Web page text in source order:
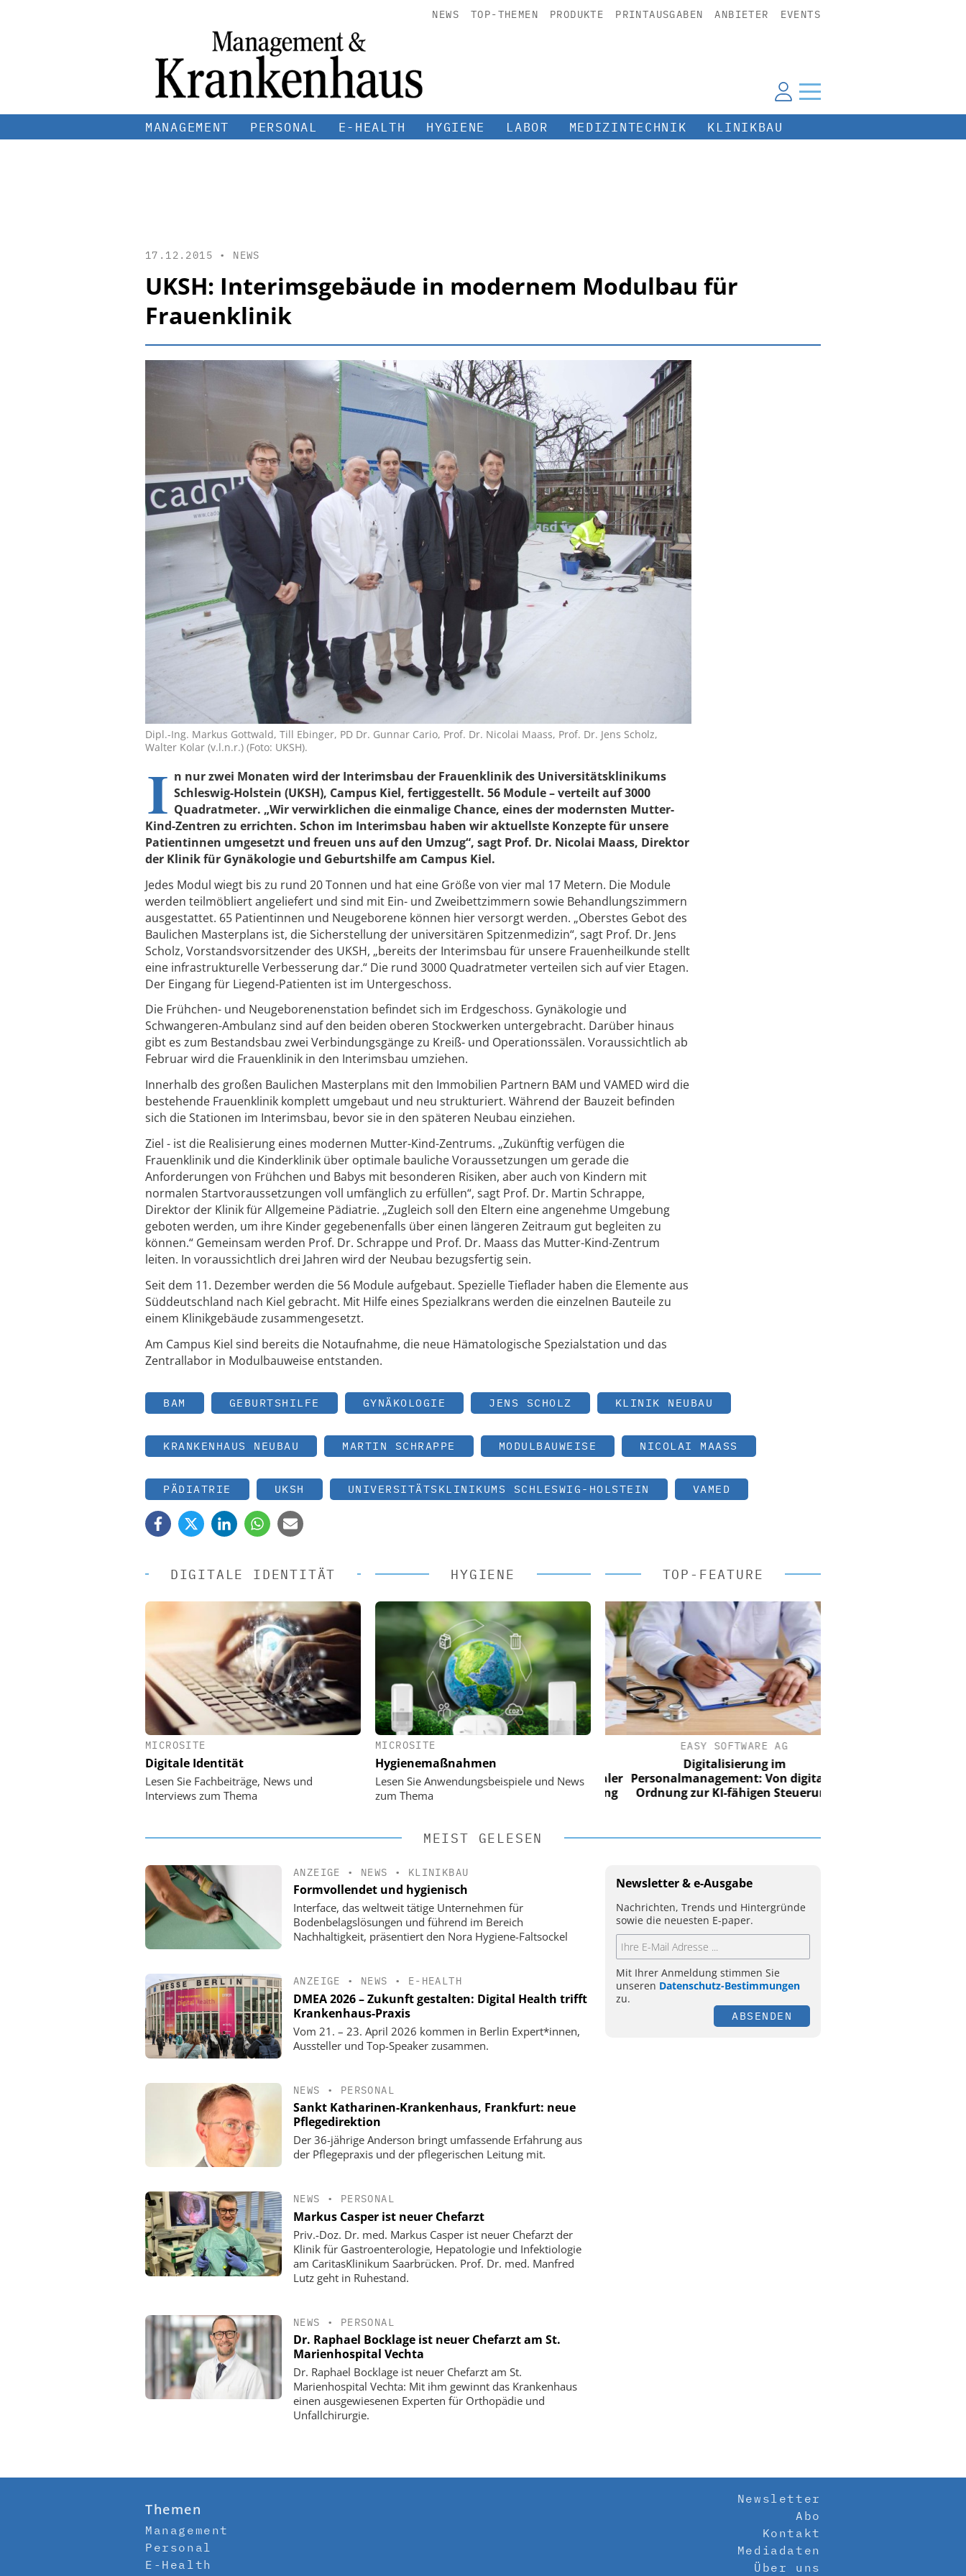
NEWS TOP-THEMEN PRODUKTE PRINTAUSGABEN ANBIETER EVENTS
MANAGEMENT PERSONAL E-HEALTH HYGIENE LABOR MEDIZINTECHNIK KLINIKBAU
17.12.2015 • NEWS
UKSH: Interimsgebäude in modernem Modulbau für
Frauenklinik
Dipl.-Ing. Markus Gottwald, Till Ebinger, PD Dr. Gunnar Cario, Prof. Dr. Nicolai Maass, Prof. Dr. Jens Scholz,
Walter Kolar (v.l.n.r.) (Foto: UKSH).
I n nur zwei Monaten wird der Interimsbau der Frauenklinik des Universitätsklinikums
Schleswig-Holstein (UKSH), Campus Kiel, fertiggestellt. 56 Module – verteilt auf 3000
Quadratmeter. „Wir verwirklichen die einmalige Chance, eines der modernsten Mutter-
Kind-Zentren zu errichten. Schon im Interimsbau haben wir aktuellste Konzepte für unsere
Patientinnen umgesetzt und freuen uns auf den Umzug“, sagt Prof. Dr. Nicolai Maass, Direktor
der Klinik für Gynäkologie und Geburtshilfe am Campus Kiel.
Jedes Modul wiegt bis zu rund 20 Tonnen und hat eine Größe von vier mal 17 Metern. Die Module
werden teilmöbliert angeliefert und sind mit Ein- und Zweibettzimmern sowie Behandlungszimmern
ausgestattet. 65 Patientinnen und Neugeborene können hier versorgt werden. „Oberstes Gebot des
Baulichen Masterplans ist, die Sicherstellung der universitären Spitzenmedizin“, sagt Prof. Dr. Jens
Scholz, Vorstandsvorsitzender des UKSH, „bereits der Interimsbau für unsere Frauenheilkunde stellt
eine infrastrukturelle Verbesserung dar.“ Die rund 3000 Quadratmeter verteilen sich auf vier Etagen.
Der Eingang für Liegend-Patienten ist im Untergeschoss.
Die Frühchen- und Neugeborenenstation befindet sich im Erdgeschoss. Gynäkologie und
Schwangeren-Ambulanz sind auf den beiden oberen Stockwerken untergebracht. Darüber hinaus
gibt es zum Bestandsbau zwei Verbindungsgänge zu Kreiß- und Operationssälen. Voraussichtlich ab
Februar wird die Frauenklinik in den Interimsbau umziehen.
Innerhalb des großen Baulichen Masterplans mit den Immobilien Partnern BAM und VAMED wird die
bestehende Frauenklinik komplett umgebaut und neu strukturiert. Während der Bauzeit befinden
sich die Stationen im Interimsbau, bevor sie in den späteren Neubau einziehen.
Ziel - ist die Realisierung eines modernen Mutter-Kind-Zentrums. „Zukünftig verfügen die
Frauenklinik und die Kinderklinik über optimale bauliche Voraussetzungen um gerade die
Anforderungen von Frühchen und Babys mit besonderen Risiken, aber auch von Kindern mit
normalen Startvoraussetzungen voll umfänglich zu erfüllen“, sagt Prof. Dr. Martin Schrappe,
Direktor der Klinik für Allgemeine Pädiatrie. „Zugleich soll den Eltern eine angenehme Umgebung
geboten werden, um ihre Kinder gegebenenfalls über einen längeren Zeitraum gut begleiten zu
können.“ Gemeinsam werden Prof. Dr. Schrappe und Prof. Dr. Maass das Mutter-Kind-Zentrum
leiten. In voraussichtlich drei Jahren wird der Neubau bezugsfertig sein.
Seit dem 11. Dezember werden die 56 Module aufgebaut. Spezielle Tieflader haben die Elemente aus
Süddeutschland nach Kiel gebracht. Mit Hilfe eines Spezialkrans werden die einzelnen Bauteile zu
einem Klinikgebäude zusammengesetzt.
Am Campus Kiel sind bereits die Notaufnahme, die neue Hämatologische Spezialstation und das
Zentrallabor in Modulbauweise entstanden.
BAM GEBURTSHILFE GYNÄKOLOGIE JENS SCHOLZ KLINIK NEUBAU
KRANKENHAUS NEUBAU MARTIN SCHRAPPE MODULBAUWEISE NICOLAI MAASS
PÄDIATRIE UKSH UNIVERSITÄTSKLINIKUMS SCHLESWIG-HOLSTEIN VAMED
DIGITALE IDENTITÄT
MICROSITE
Digitale Identität
Lesen Sie Fachbeiträge, News und
Interviews zum Thema
HYGIENE
MICROSITE
Hygienemaßnahmen
Lesen Sie Anwendungsbeispiele und News
zum Thema
TOP-FEATURE
Digitalisierung im
Personalmanagement: Von digitaler
Ordnung zur KI-fähigen Steuerung
Digitalisierung im
Personalmanagement: Von digitaler
Ordnung zur KI-fähigen Steuerung
EASY SOFTWARE AG
Digitalisierung im
Personalmanagement: Von digitaler
Ordnung zur KI-fähigen Steuerung
MEIST GELESEN
ANZEIGE • NEWS • KLINIKBAU
Formvollendet und hygienisch
Interface, das weltweit tätige Unternehmen für
Bodenbelagslösungen und führend im Bereich
Nachhaltigkeit, präsentiert den Nora Hygiene-Faltsockel
ANZEIGE • NEWS • E-HEALTH
DMEA 2026 – Zukunft gestalten: Digital Health trifft
Krankenhaus-Praxis
Vom 21. – 23. April 2026 kommen in Berlin Expert*innen,
Aussteller und Top-Speaker zusammen.
NEWS • PERSONAL
Sankt Katharinen-Krankenhaus, Frankfurt: neue
Pflegedirektion
Der 36-jährige Anderson bringt umfassende Erfahrung aus
der Pflegepraxis und der pflegerischen Leitung mit.
NEWS • PERSONAL
Markus Casper ist neuer Chefarzt
Priv.-Doz. Dr. med. Markus Casper ist neuer Chefarzt der
Klinik für Gastroenterologie, Hepatologie und Infektiologie
am CaritasKlinikum Saarbrücken. Prof. Dr. med. Manfred
Lutz geht in Ruhestand.
NEWS • PERSONAL
Dr. Raphael Bocklage ist neuer Chefarzt am St.
Marienhospital Vechta
Dr. Raphael Bocklage ist neuer Chefarzt am St.
Marienhospital Vechta: Mit ihm gewinnt das Krankenhaus
einen ausgewiesenen Experten für Orthopädie und
Unfallchirurgie.
Newsletter & e-Ausgabe
Nachrichten, Trends und Hintergründe
sowie die neuesten E-paper.
Mit Ihrer Anmeldung stimmen Sie
unseren Datenschutz-Bestimmungen
zu.
ABSENDEN
Themen
Management
Personal
E-Health
Newsletter
Abo
Kontakt
Mediadaten
Über uns